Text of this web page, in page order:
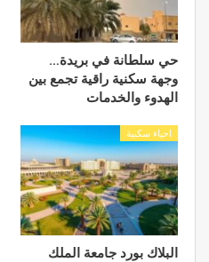
حي سلطانة في بريدة…
وجهة سكنية راقية تجمع بين
الهدوء والخدمات
احياء سكنية
البلاك بورد جامعة الملك